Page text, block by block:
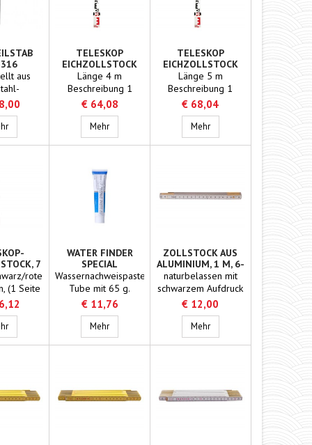
- 500g
316
aus
25 x
An der
mit
Striche
sind
Skala: für
ein
ein
mit
Tankpeilstab rvs-316
TELESKOP
EICHZOLLSTOCK
4M
Länge 4 m
Beschreibung 1
Seite schwarz/rote
Skala in cm (1 Seite
für Höhenmessung in
Millimetern)
€ 64,08
MehrTeleskop Eichzollstock 4m
TELESKOP
EICHZOLLSTOCK
5M
Länge 5 m
Beschreibung 1
Seite schwarz/rote
Skala in cm, (1 Seite
für Höhenmessung in
Millimetern)
€ 68,04
MehrTeleskop Eichzollstock
m, 5-teilig
7
rote
(1 Seite
in
Teleskop-Eichzollstock, 7 m, 7-teilig
WATER FINDER
SPECIAL
Wassernachweispaste.
Tube mit 65 g.
€ 11,76
MehrWater Finder Special
ZOLLSTOCK AUS
ALUMINIUM, 1 M, 6-
TEILIG
naturbelassen mit
schwarzem Aufdruck
Messingscharniere,
beidseitig, Millimeter
€ 12,00
MehrZollstock aus Aluminium,